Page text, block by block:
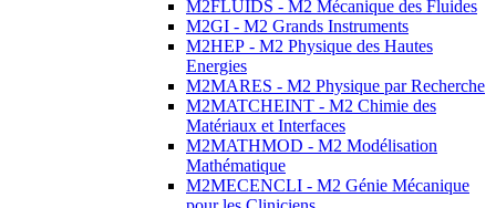
M2FLUIDS - M2 Mécanique des Fluides
M2GI - M2 Grands Instruments
M2HEP - M2 Physique des Hautes
Energies
M2MARES - M2 Physique par Recherche
M2MATCHEINT - M2 Chimie des
Matériaux et Interfaces
M2MATHMOD - M2 Modélisation
Mathématique
M2MECENCLI - M2 Génie Mécanique